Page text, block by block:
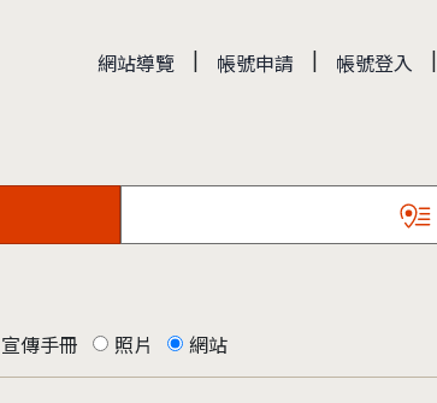
網站導覽 | 帳號申請 | 帳號登入 |
宣傳手冊 照片 網站